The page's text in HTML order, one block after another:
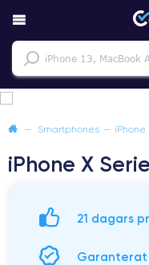
— Smartphones — iPhone
iPhone X
21 dagars
Garanterat